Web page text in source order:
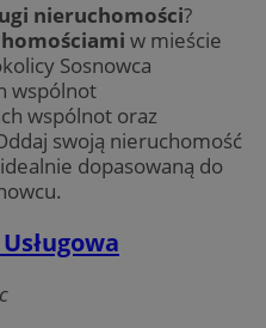
nieruchomości?
w mieście
Sosnowca
wspólnot
wspólnot oraz
swoją nieruchomość
dopasowaną do